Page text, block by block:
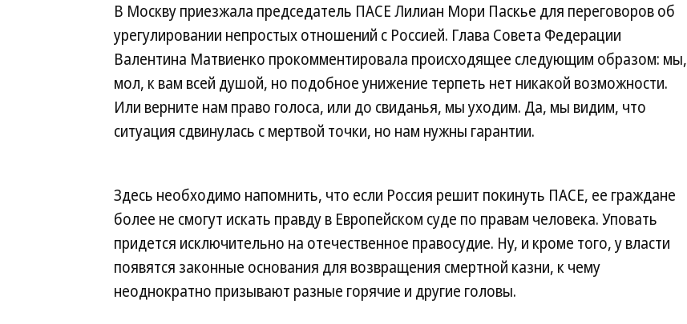
В Москву приезжала председатель ПАСЕ Лилиан Мори Паскье для переговоров об
урегулировании непростых отношений с Россией. Глава Совета Федерации
Валентина Матвиенко прокомментировала происходящее следующим образом: мы,
мол, к вам всей душой, но подобное унижение терпеть нет никакой возможности.
Или верните нам право голоса, или до свиданья, мы уходим. Да, мы видим, что
ситуация сдвинулась с мертвой точки, но нам нужны гарантии.
Здесь необходимо напомнить, что если Россия решит покинуть ПАСЕ, ее граждане
более не смогут искать правду в Европейском суде по правам человека. Уповать
придется исключительно на отечественное правосудие. Ну, и кроме того, у власти
появятся законные основания для возвращения смертной казни, к чему
неоднократно призывают разные горячие и другие головы.